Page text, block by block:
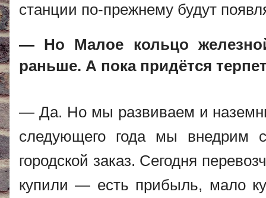
станции по-прежнему будут
— Но Малое кольцо
раньше. А пока придётся
— Да. Но мы развиваем и
следующего года мы внедрим
городской заказ. Сегодня
купили — есть прибыль, мало